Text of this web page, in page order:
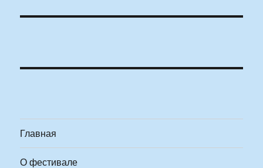
Главная
О фестивале